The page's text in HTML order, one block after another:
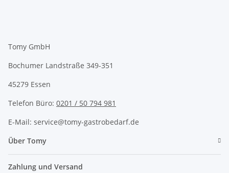
Tomy GmbH
Bochumer Landstraße 349-351
45279 Essen
Telefon Büro: 0201 / 50 794 981
E-Mail: service@tomy-gastrobedarf.de
Über Tomy
Zahlung und Versand